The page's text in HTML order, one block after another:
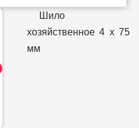
Шило
хозяйственное 4 х 75
мм